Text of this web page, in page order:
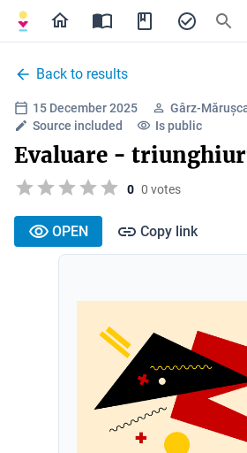
Back to results
15 December 2025
Gârz-
Source included
Is public
Evaluare -
0 0 votes
OPEN Copy link